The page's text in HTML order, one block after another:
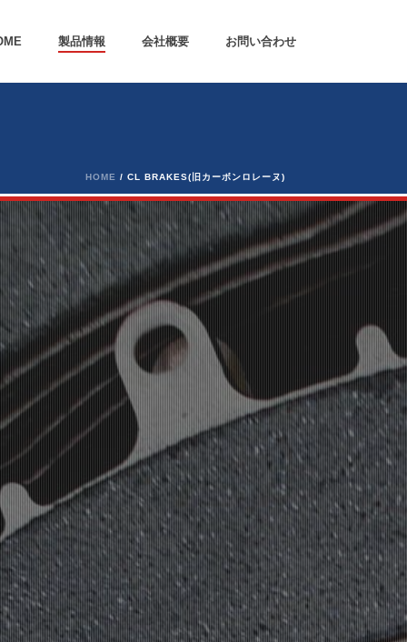
製品情報 会社概要 お問い合わせ
HOME / CL BRAKES(旧カーボンロレーヌ)